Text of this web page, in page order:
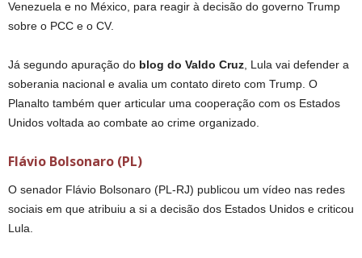
Venezuela e no México, para reagir à decisão do governo Trump
sobre o PCC e o CV.
Já segundo apuração do blog do Valdo Cruz , Lula vai defender a
soberania nacional e avalia um contato direto com Trump. O
Planalto também quer articular uma cooperação com os Estados
Unidos voltada ao combate ao crime organizado.
Flávio Bolsonaro (PL)
O senador Flávio Bolsonaro (PL-RJ) publicou um vídeo nas redes
sociais em que atribuiu a si a decisão dos Estados Unidos e criticou
Lula.